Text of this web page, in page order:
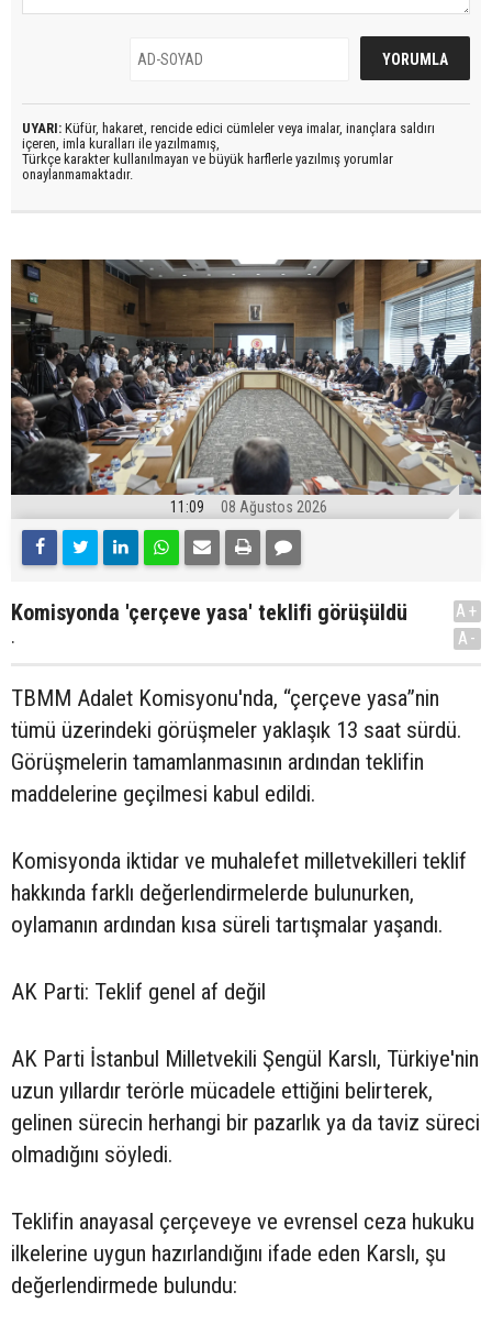
UYARI: Küfür, hakaret, rencide edici cümleler veya imalar, inançlara saldırı
içeren, imla kuralları ile yazılmamış,
Türkçe karakter kullanılmayan ve büyük harflerle yazılmış yorumlar
onaylanmamaktadır.
11:09 08 Ağustos 2026
Komisyonda 'çerçeve yasa' teklifi görüşüldü
.
A+
A-
TBMM Adalet Komisyonu'nda, “çerçeve yasa”nin
tümü üzerindeki görüşmeler yaklaşık 13 saat sürdü.
Görüşmelerin tamamlanmasının ardından teklifin
maddelerine geçilmesi kabul edildi.
Komisyonda iktidar ve muhalefet milletvekilleri teklif
hakkında farklı değerlendirmelerde bulunurken,
oylamanın ardından kısa süreli tartışmalar yaşandı.
AK Parti: Teklif genel af değil
AK Parti İstanbul Milletvekili Şengül Karslı, Türkiye'nin
uzun yıllardır terörle mücadele ettiğini belirterek,
gelinen sürecin herhangi bir pazarlık ya da taviz süreci
olmadığını söyledi.
Teklifin anayasal çerçeveye ve evrensel ceza hukuku
ilkelerine uygun hazırlandığını ifade eden Karslı, şu
değerlendirmede bulundu: